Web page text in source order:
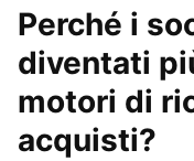
Perché i
diventati
motori di
acquisti?